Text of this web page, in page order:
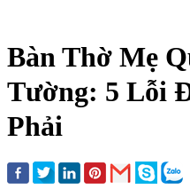
Bàn Thờ Mẹ
Tường: 5 Lỗi
Phải